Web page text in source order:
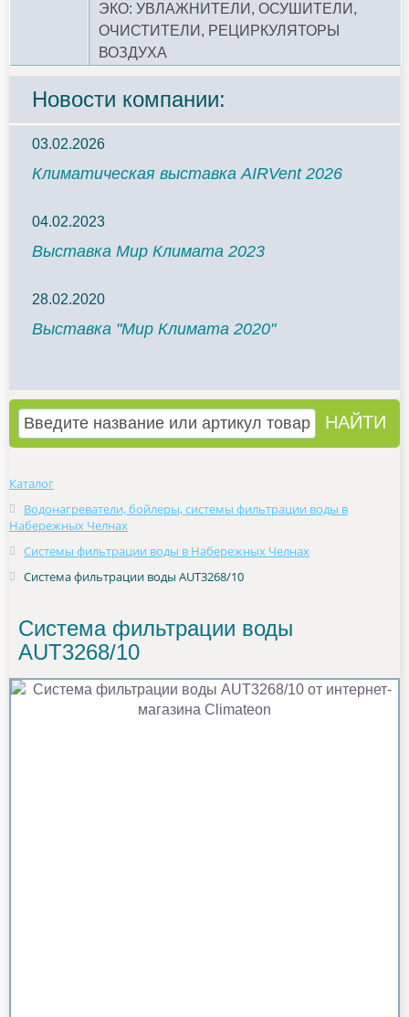
ЭКО: УВЛАЖНИТЕЛИ, ОСУШИТЕЛИ,
ОЧИСТИТЕЛИ, РЕЦИРКУЛЯТОРЫ
ВОЗДУХА
Новости компании:
03.02.2026
Климатическая выставка AIRVent 2026
04.02.2023
Выставка Мир Климата 2023
28.02.2020
Выставка "Мир Климата 2020"
Каталог
Водонагреватели, бойлеры, системы фильтрации воды в
Набережных Челнах
Системы фильтрации воды в Набережных Челнах
Система фильтрации воды AUT3268/10
Система фильтрации воды
AUT3268/10